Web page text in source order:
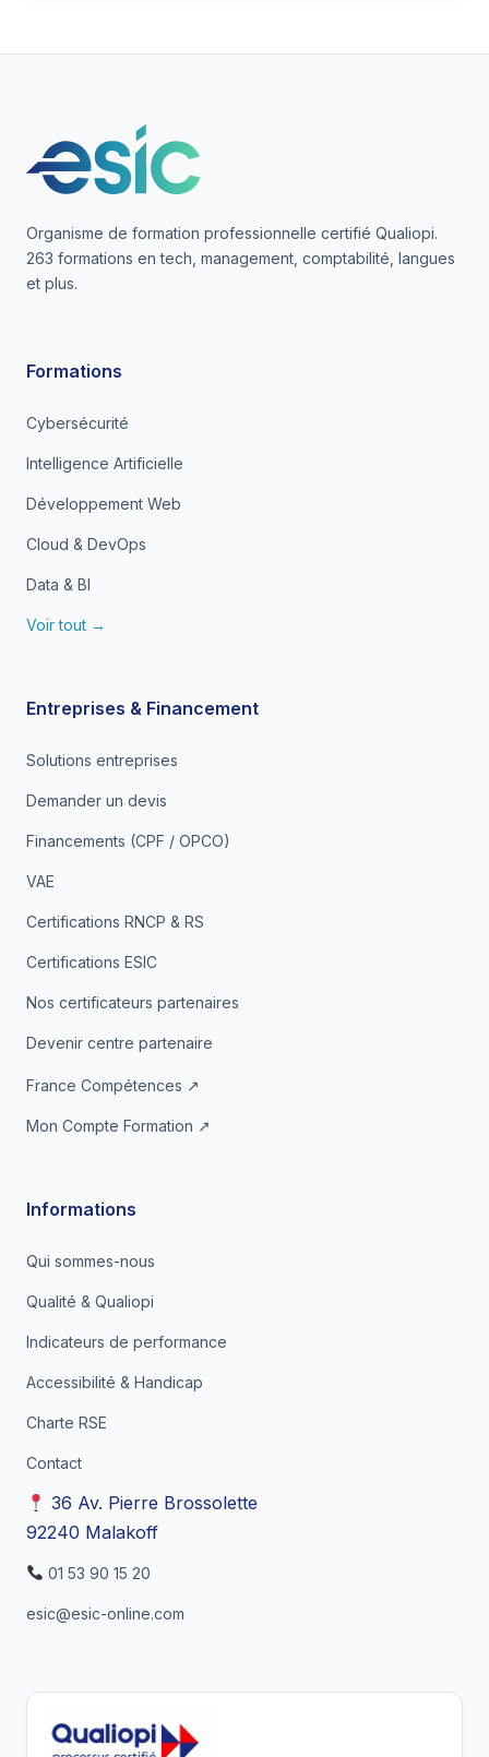
Organisme de formation professionnelle certifié Qualiopi.
263 formations en tech, management, comptabilité, langues
et plus.
Formations
Cybersécurité
Intelligence Artificielle
Développement Web
Cloud & DevOps
Data & BI
Voir tout →
Entreprises & Financement
Solutions entreprises
Demander un devis
Financements (CPF / OPCO)
VAE
Certifications RNCP & RS
Certifications ESIC
Nos certificateurs partenaires
Devenir centre partenaire
France Compétences ↗
Mon Compte Formation ↗
Informations
Qui sommes-nous
Qualité & Qualiopi
Indicateurs de performance
Accessibilité & Handicap
Charte RSE
Contact
36 Av. Pierre Brossolette
92240 Malakoff
01 53 90 15 20
esic@esic-online.com